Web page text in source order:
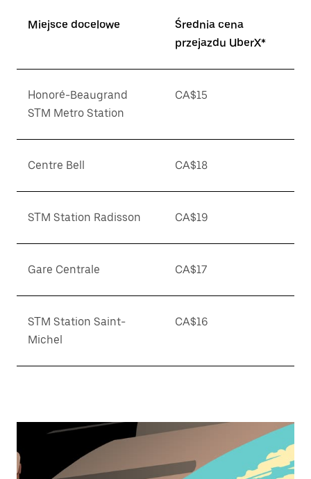
Miejsce docelowe
Średnia cena
przejazdu UberX*
Honoré-Beaugrand
STM Metro Station
CA$15
Centre Bell CA$18
STM Station Radisson CA$19
Gare Centrale CA$17
STM Station Saint-
Michel
CA$16